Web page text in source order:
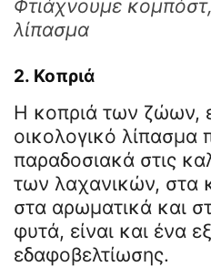
Φτιάχνουμε
λίπασμα
2. Κοπριά
Η κοπριά των ζώων,
οικολογικό λίπασμα
παραδοσιακά στις
των λαχανικών, στα
στα αρωματικά και
φυτά, είναι και ένα
εδαφοβελτίωσης.